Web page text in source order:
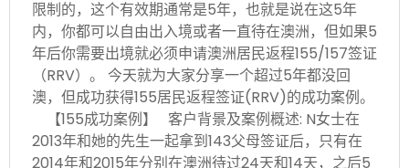
限制的，这个有效期通常是5年，也就是说在这5年
内，你都可以自由出入境或者一直待在澳洲，但如果5
年后你需要出境就必须申请澳洲居民返程155/157签证
（RRV）。 今天就为大家分享一个超过5年都没回
澳，但成功获得155居民返程签证(RRV)的成功案例。
【155成功案例】 客户背景及案例概述: N女士在
2013年和她的先生一起拿到143父母签证后，只有在
2014年和2015年分别在澳洲待过24天和14天，之后5